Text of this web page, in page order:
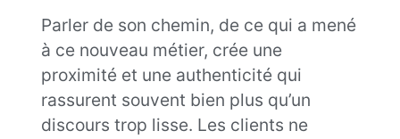
Parler de son chemin, de ce qui a mené
à ce nouveau métier, crée une
proximité et une authenticité qui
rassurent souvent bien plus qu’un
discours trop lisse. Les clients ne